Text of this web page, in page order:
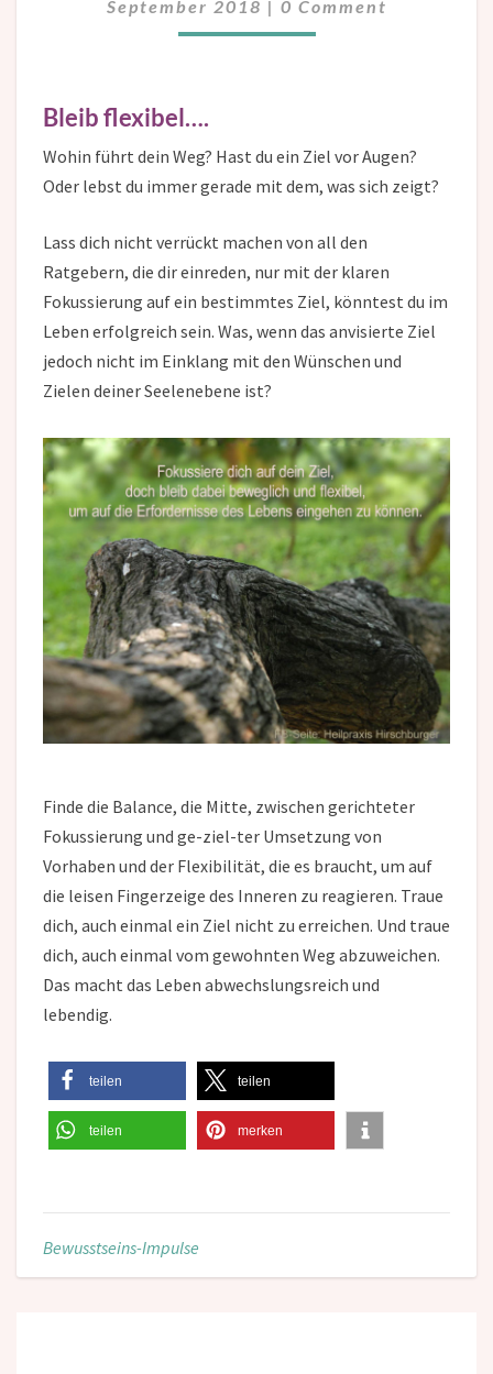
September 2018 | 0 Comment
Bleib flexibel….
Wohin führt dein Weg? Hast du ein Ziel vor Augen?
Oder lebst du immer gerade mit dem, was sich zeigt?
Lass dich nicht verrückt machen von all den
Ratgebern, die dir einreden, nur mit der klaren
Fokussierung auf ein bestimmtes Ziel, könntest du im
Leben erfolgreich sein. Was, wenn das anvisierte Ziel
jedoch nicht im Einklang mit den Wünschen und
Zielen deiner Seelenebene ist?
Finde die Balance, die Mitte, zwischen gerichteter
Fokussierung und ge-ziel-ter Umsetzung von
Vorhaben und der Flexibilität, die es braucht, um auf
die leisen Fingerzeige des Inneren zu reagieren. Traue
dich, auch einmal ein Ziel nicht zu erreichen. Und traue
dich, auch einmal vom gewohnten Weg abzuweichen.
Das macht das Leben abwechslungsreich und
lebendig.
teilen teilen
teilen merken
Bewusstseins-Impulse